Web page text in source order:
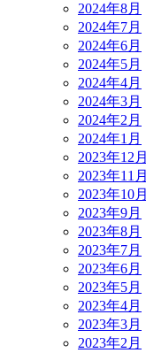
2024年8月
2024年7月
2024年6月
2024年5月
2024年4月
2024年3月
2024年2月
2024年1月
2023年12月
2023年11月
2023年10月
2023年9月
2023年8月
2023年7月
2023年6月
2023年5月
2023年4月
2023年3月
2023年2月